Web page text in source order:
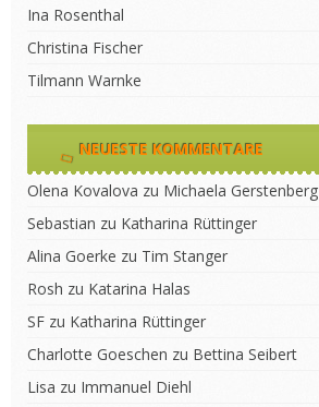
Ina Rosenthal
Christina Fischer
Tilmann Warnke
NEUESTE KOMMENTARE
Olena Kovalova zu Michaela Gerstenberg
Sebastian zu Katharina Rüttinger
Alina Goerke zu Tim Stanger
Rosh zu Katarina Halas
SF zu Katharina Rüttinger
Charlotte Goeschen zu Bettina Seibert
Lisa zu Immanuel Diehl